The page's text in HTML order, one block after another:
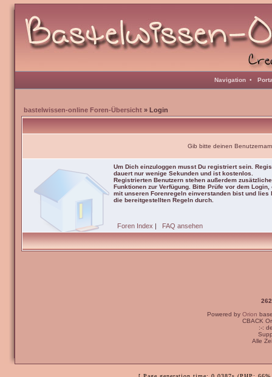
Navigation •
bastelwissen-online Foren-Übersicht » Login
Gib bitte deinen
Um Dich einzuloggen musst Du registriert sein.
dauert nur wenige Sekunden und ist kostenlos.
Registrierten Benutzern stehen außerdem zusätzliche
Funktionen zur Verfügung. Bitte Prüfe vor dem Login,
mit unseren Forenregeln einverstanden bist und lies
die bereitgestellten Regeln durch.
Foren Index | FAQ ansehen
Powered by Orion
CBACK
:-:
Alle